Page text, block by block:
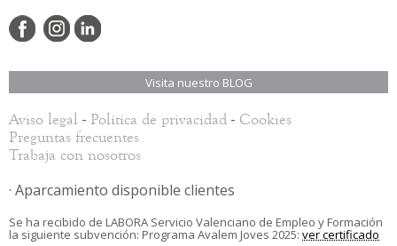
Visita nuestro BLOG
Aviso legal - Política de privacidad - Cookies
Preguntas frecuentes
Trabaja con nosotros
· Aparcamiento disponible clientes
Se ha recibido de LABORA Servicio Valenciano de Empleo y Formación
la siguiente subvención: Programa Avalem Joves 2025: ver certificado